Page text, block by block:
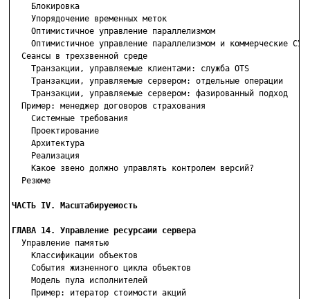
    Блокировка
    Упорядочение временных меток
    Оптимистичное управление параллелизмом
Оптимистичное управление параллелизмом и коммерческие
  Сеансы в трехзвенной среде
    Транзакции, управляемые клиентами: служба OTS
    Транзакции, управляемые сервером: отдельные операции
    Транзакции, управляемые сервером: фазированный подход
  Пример: менеджер договоров страхования
    Системные требования
    Проектирование
    Архитектура
    Реализация
    Какое звено должно управлять контролем версий?
  Резюме
ЧАСТЬ IV. Масштабируемость
ГЛАВА 14. Управление ресурсами сервера
Управление памятью
    Классификации объектов
    События жизненного цикла объектов
    Модель пула исполнителей
    Пример: итератор стоимости акций